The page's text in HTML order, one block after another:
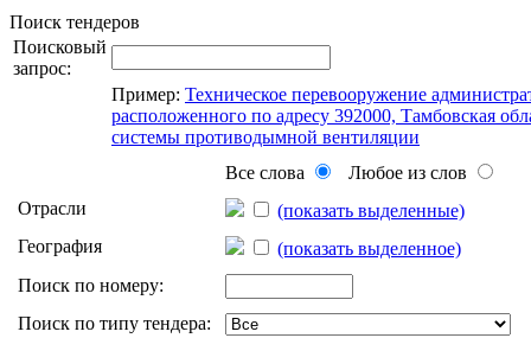
Поиск тендеров
Поисковый
запрос:
Пример: Техническое перевооружение
расположенного по адресу 392000, Тамбовская
системы противодымной вентиляции
Все слова
Любое из слов
Отрасли
(показать выделенные)
География
(показать выделенное)
Поиск по номеру:
Поиск по типу тендера: